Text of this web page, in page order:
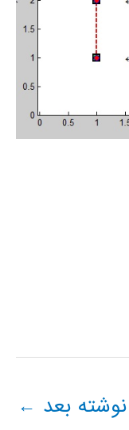
نوشته بعد ←